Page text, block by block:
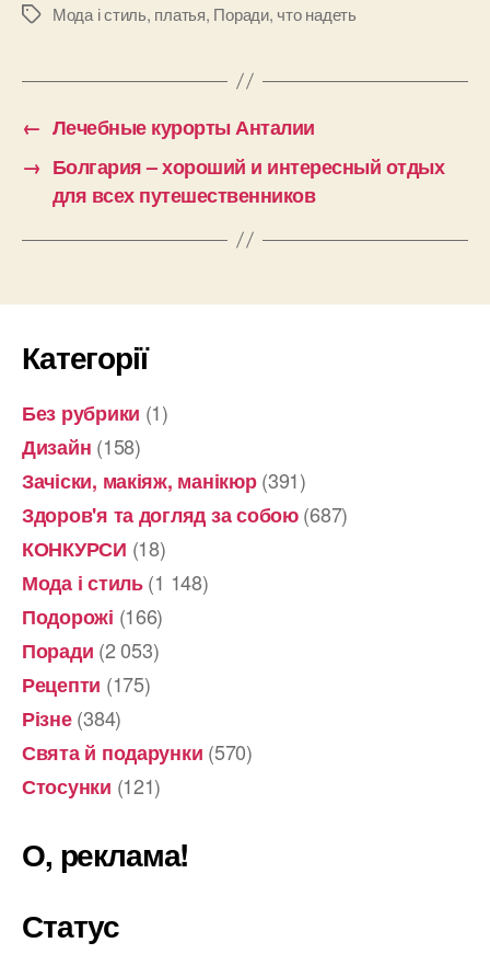
ПозначкиМода і стиль, платья, Поради, что надеть
← Лечебные курорты Анталии
→ Болгария – хороший и интересный отдых
для всех путешественников
Категорії
Без рубрики (1)
Дизайн (158)
Зачіски, макіяж, манікюр(391)
Здоров'я та догляд за собою(687)
КОНКУРСИ (18)
Мода і стиль(1 148)
Подорожі (166)
Поради (2 053)
Рецепти (175)
Різне(384)
Свята й подарунки (570)
Стосунки (121)
О, реклама!
Статус